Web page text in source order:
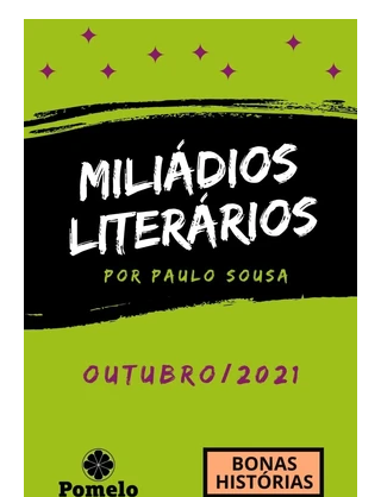
Miliádios Literários:
novembro/2021